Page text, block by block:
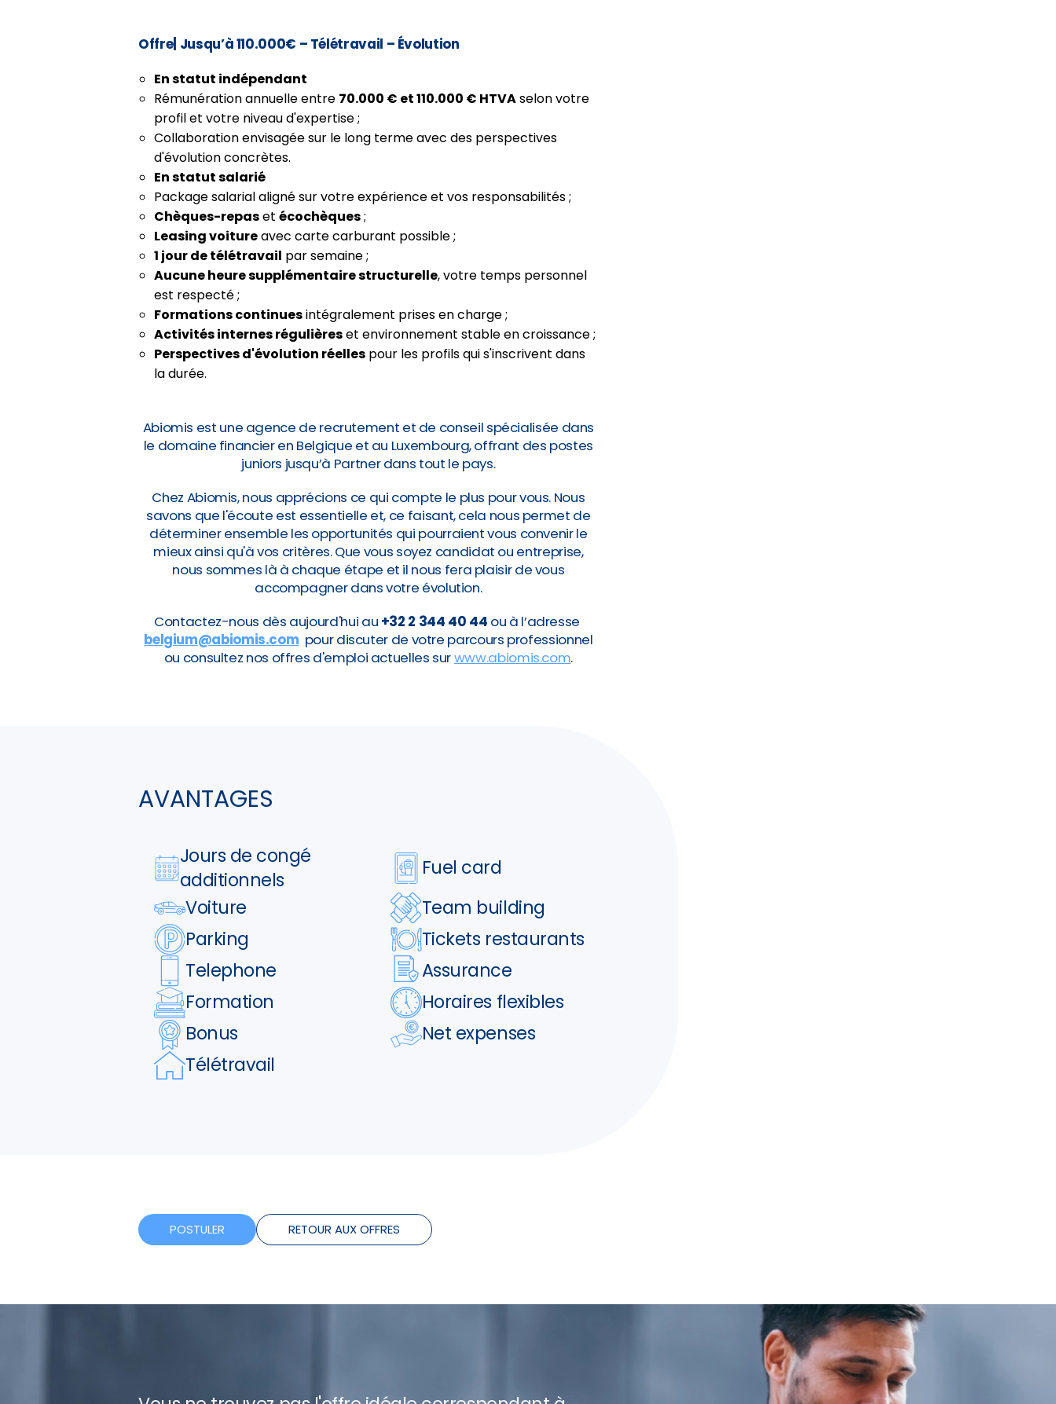
Offre| Jusqu’à 110.000€ – Télétravail – Évolution
En statut indépendant
Rémunération annuelle entre 70.000 € et 110.000 € HTVAselon votre
profil et votre niveau d'expertise ;
Collaboration envisagée sur le long terme avec des perspectives
d'évolution concrètes.
En statut salarié
Package salarial aligné sur votre expérience et vos responsabilités ;
Chèques-repasetécochèques;
Leasing voitureavec carte carburant possible ;
1 jour de télétravail par semaine ;
Aucune heure supplémentaire structurelle, votre temps personnel
est respecté ;
Formations continuesintégralement prises en charge ;
Activités internes régulièreset environnement stable en croissance ;
Perspectives d'évolution réelles pour les profils qui s'inscrivent dans
la durée.
Abiomis est une agence de recrutement et de conseil spécialisée dans
le domaine financier en Belgique et au Luxembourg, offrant des postes
juniors jusqu’à Partner dans tout le pays.
Chez Abiomis, nous apprécions ce qui compte le plus pour vous. Nous
savons que l'écoute est essentielle et, ce faisant, cela nous permet de
déterminer ensemble les opportunités qui pourraient vous convenir le
mieux ainsi qu'à vos critères. Que vous soyez candidat ou entreprise,
nous sommes là à chaque étape et il nous fera plaisir de vous
accompagner dans votre évolution.
Contactez-nous dès aujourd'hui au +32 2 344 40 44 ou à l’adresse
belgium@abiomis.com pour discuter de votre parcours professionnel
ou consultez nos offres d'emploi actuelles surwww.abiomis.com.
AVANTAGES
Jours de congé
additionnels
Fuel card
Voiture
Team building
Parking
Tickets restaurants
Telephone
Assurance
Formation
Horaires flexibles
Bonus
Net expenses
Télétravail
POSTULER RETOUR AUX OFFRES